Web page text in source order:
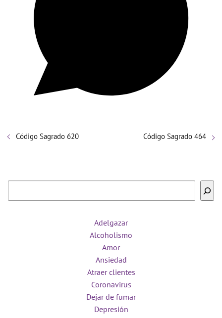
Código Sagrado 620 Código Sagrado 464
Adelgazar
Alcoholismo
Amor
Ansiedad
Atraer clientes
Coronavirus
Dejar de fumar
Depresión